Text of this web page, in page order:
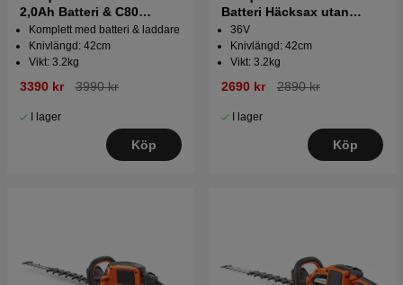
2,0Ah Batteri & C80
laddare Batteri Häcksax
Komplett med batteri & laddare
Knivlängd: 42cm
Vikt: 3.2kg
3390 kr 3990 kr
I lager
Köp
Batteri Häcksax utan
batteri och laddare
36V
Knivlängd: 42cm
Vikt: 3.2kg
2690 kr 2890 kr
I lager
Köp